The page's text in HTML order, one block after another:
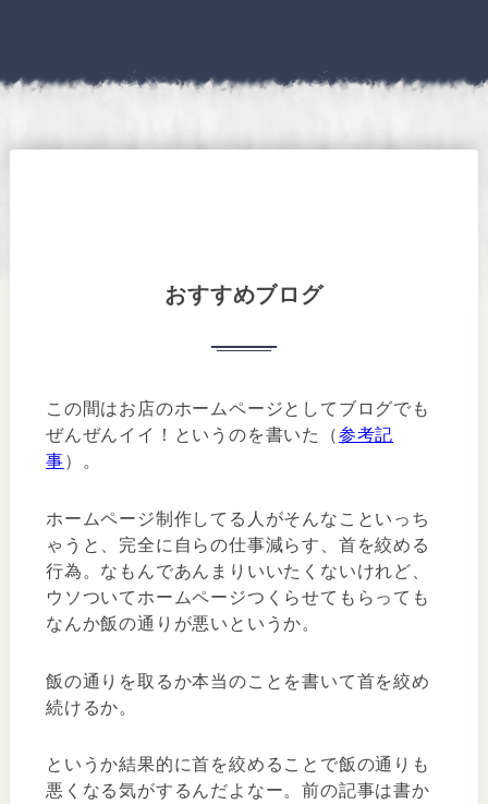
おすすめブログ
この間はお店のホームページとしてブログでも
ぜんぜんイイ！というのを書いた（参考記
事）。
ホームページ制作してる人がそんなこといっち
ゃうと、完全に自らの仕事減らす、首を絞める
行為。なもんであんまりいいたくないけれど、
ウソついてホームページつくらせてもらっても
なんか飯の通りが悪いというか。
飯の通りを取るか本当のことを書いて首を絞め
続けるか。
というか結果的に首を絞めることで飯の通りも
悪くなる気がするんだよなー。前の記事は書か